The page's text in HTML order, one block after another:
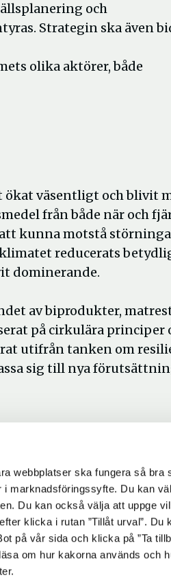
webbplatser ska fungera så bra
marknadsföringssyfte. Du kan
Du kan också välja att uppge
klicka i rutan ”Tillåt urval”. Du
på vår sida och klicka på ”Ta
om hur kakorna används och
och
Strategin ska även
olika aktörer, både
väsentligt och blivit
från både när och
kunna motstå
reducerats
dominerande.
av biprodukter,
på cirkulära principer
utifrån tanken om
sig till nya